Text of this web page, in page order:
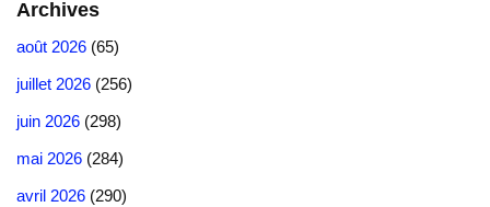
Archives
août 2026 (65)
juillet 2026 (256)
juin 2026 (298)
mai 2026 (284)
avril 2026 (290)